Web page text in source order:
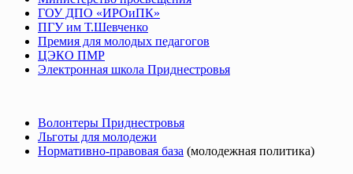
ГОУ ДПО «ИРОиПК»
ПГУ им Т.Шевченко
Премия для молодых педагогов
ЦЭКО ПМР
Электронная школа Приднестровья
Волонтеры Приднестровья
Льготы для молодежи
Нормативно-правовая база (молодежная политика)